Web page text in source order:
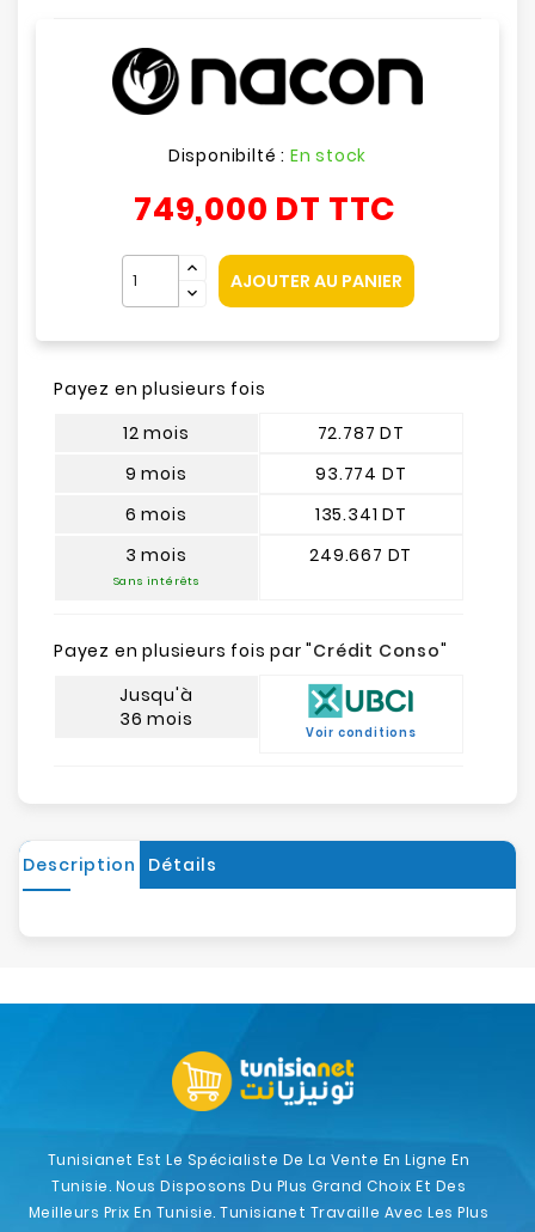
Disponibilté : En stock
749,000 DT TTC
AJOUTER AU PANIER
Payez en plusieurs fois
12 mois
9 mois
6 mois
3 mois
Sans intérêts
72.787 DT
93.774 DT
135.341 DT
249.667 DT
Payez en plusieurs fois par "Crédit Conso"
Jusqu'à
36 mois
Voir conditions
Description Détails
Tunisianet Est Le Spécialiste De La Vente En Ligne En
Tunisie. Nous Disposons Du Plus Grand Choix Et Des
Meilleurs Prix En Tunisie. Tunisianet Travaille Avec Les Plus